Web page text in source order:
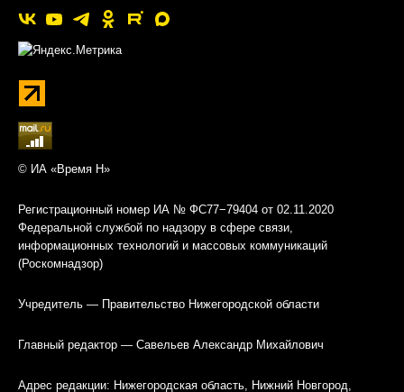
© ИА «Время Н»
Регистрационный номер ИА № ФС77−79404 от 02.11.2020
Федеральной службой по надзору в сфере связи,
информационных технологий и массовых коммуникаций
(Роскомнадзор)
Учредитель — Правительство Нижегородской области
Главный редактор — Савельев Александр Михайлович
Адрес редакции: Нижегородская область, Нижний Новгород,